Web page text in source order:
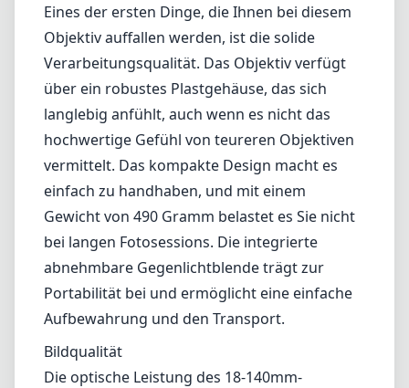
ED VR ist ein vielseitiges und gut
ausgewogenes Zoomobjektiv, das speziell für
Nikons DX-Format-DSLR-Kameras entwickelt
wurde. Es deckt einen breiten Bereich von
Brennweiten ab und ist somit eine
ausgezeichnete Wahl für viele fotografische
Szenarien, von Landschaften über Porträts bis
hin zu alltäglichen Aufnahmen.
Verarbeitungsqualität und Design
Eines der ersten Dinge, die Ihnen bei diesem
Objektiv auffallen werden, ist die solide
Verarbeitungsqualität. Das Objektiv verfügt
über ein robustes Plastgehäuse, das sich
langlebig anfühlt, auch wenn es nicht das
hochwertige Gefühl von teureren Objektiven